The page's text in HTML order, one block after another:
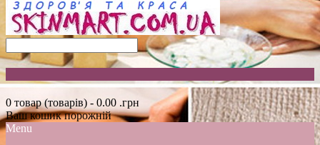
0 товар (товарів) - 0.00 .грн
Ваш кошик порожній
Menu